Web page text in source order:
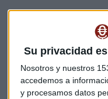
Su privacidad
Nosotros y nuestros
accedemos a
y procesamos datos
primera vez fue en
Para Alexis Ortega,
políticas no funcionan.
no porque hayan sido
han dado resultado.